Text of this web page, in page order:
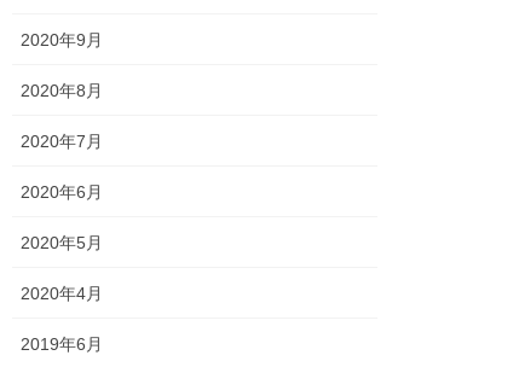
2020年9月
2020年8月
2020年7月
2020年6月
2020年5月
2020年4月
2019年6月